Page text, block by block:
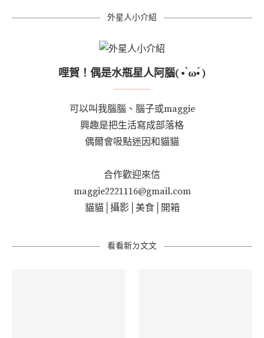
外星人小介紹
哩賀！偶是水瓶星人阿腦( • ̀ω•́ )
可以叫我腦腦、腦子或maggie
興趣是把生活寫成部落格
偶爾會吸點迷因和貓貓
合作歡迎來信
maggie2221116@gmail.com
貓貓│攝影│美食│開箱
看看新ㄉ文文